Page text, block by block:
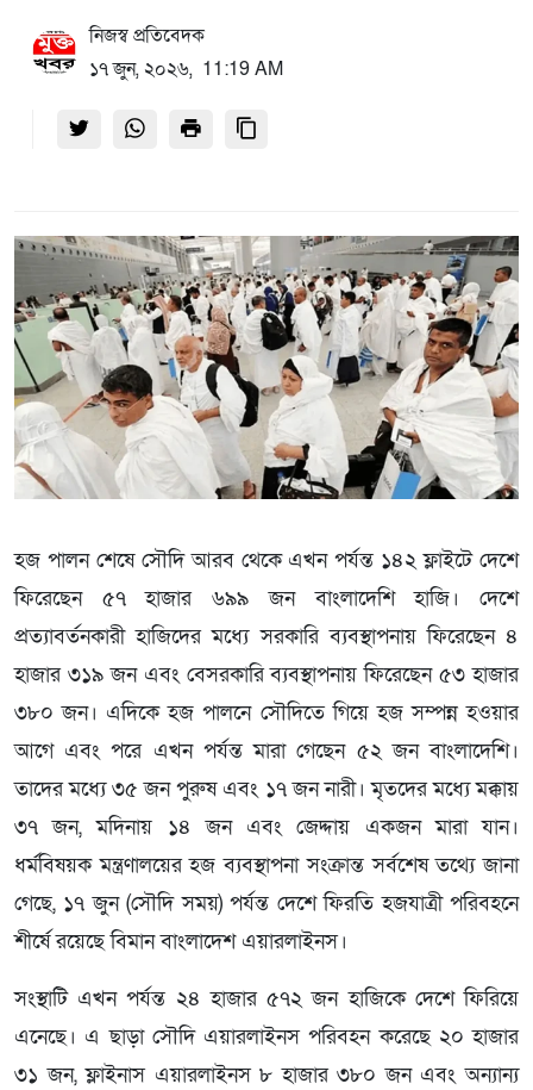
নিজস্ব প্রতিবেদক
১৭ জুন, ২০২৬, 11:19 AM
হজ পালন শেষে সৌদি আরব থেকে এখন পর্যন্ত ১৪২ ফ্লাইটে দেশে
ফিরেছেন ৫৭ হাজার ৬৯৯ জন বাংলাদেশি হাজি। দেশে
প্রত্যাবর্তনকারী হাজিদের মধ্যে সরকারি ব্যবস্থাপনায় ফিরেছেন ৪
হাজার ৩১৯ জন এবং বেসরকারি ব্যবস্থাপনায় ফিরেছেন ৫৩ হাজার
৩৮০ জন। এদিকে হজ পালনে সৌদিতে গিয়ে হজ সম্পন্ন হওয়ার
আগে এবং পরে এখন পর্যন্ত মারা গেছেন ৫২ জন বাংলাদেশি।
তাদের মধ্যে ৩৫ জন পুরুষ এবং ১৭ জন নারী। মৃতদের মধ্যে মক্কায়
৩৭ জন, মদিনায় ১৪ জন এবং জেদ্দায় একজন মারা যান।
ধর্মবিষয়ক মন্ত্রণালয়ের হজ ব্যবস্থাপনা সংক্রান্ত সর্বশেষ তথ্যে জানা
গেছে, ১৭ জুন (সৌদি সময়) পর্যন্ত দেশে ফিরতি হজযাত্রী পরিবহনে
শীর্ষে রয়েছে বিমান বাংলাদেশ এয়ারলাইনস।
সংস্থাটি এখন পর্যন্ত ২৪ হাজার ৫৭২ জন হাজিকে দেশে ফিরিয়ে
এনেছে। এ ছাড়া সৌদি এয়ারলাইনস পরিবহন করেছে ২০ হাজার
৩১ জন, ফ্লাইনাস এয়ারলাইনস ৮ হাজার ৩৮০ জন এবং অন্যান্য